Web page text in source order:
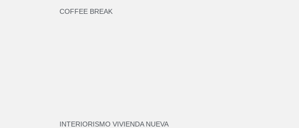
COFFEE BREAK
INTERIORISMO VIVIENDA NUEVA